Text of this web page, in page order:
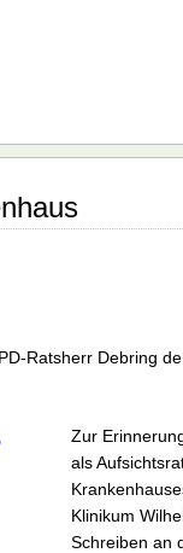
Ratsherr Debring
Zur
als
Klinikum
Schreiben an